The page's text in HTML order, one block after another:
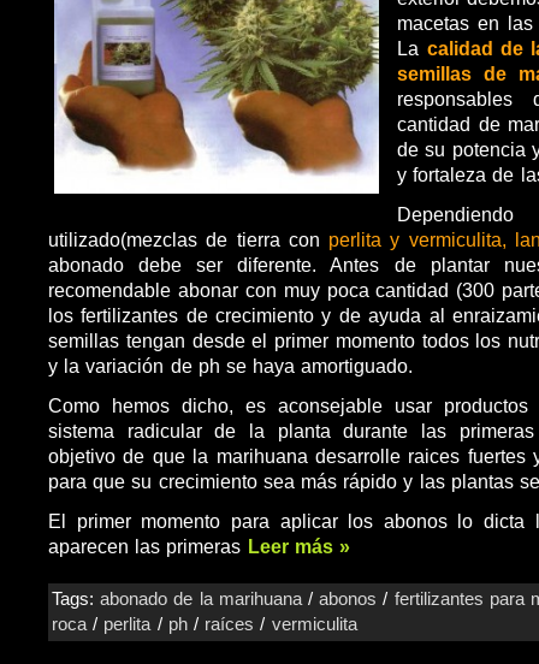
macetas en
La calidad de
semillas de
cantidad de
de su potencia
y fortaleza de
utilizado(mezclas de tierra con perlita y vermiculita,
abonado debe ser diferente. Antes de plantar
recomendable abonar con muy poca cantidad (300
los fertilizantes de crecimiento y de ayuda al
semillas tengan desde el primer momento todos los
y la variación de ph se haya amortiguado.
Como hemos dicho, es aconsejable usar
sistema radicular de la planta durante las
objetivo de que la marihuana desarrolle raices fuertes
para que su crecimiento sea más rápido y las plantas
El primer momento para aplicar los abonos lo dicta
aparecen las primeras Leer más »
Tags:abonado de la marihuana/abonos / fertilizantes para
roca / perlita / ph/ raíces / vermiculita